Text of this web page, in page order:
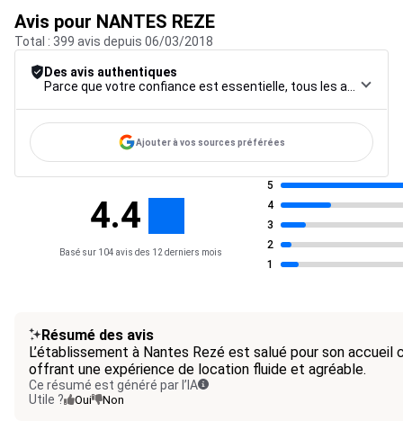
Avis pour NANTES REZE
Total : 399 avis depuis 06/03/2018
Des avis authentiques
Ajouter à vos sources préférées
4.4
Basé sur 104 avis des 12 derniers mois
5
4
3
2
1
Résumé des avis
L’établissement à Nantes Rezé est salué pour son
offrant une expérience de location fluide et agréable.
Ce résumé est généré par l’IA
Utile ?
Oui Non